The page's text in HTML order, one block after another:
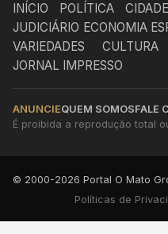
INÍCIO POLÍTICA
JUDICIÁRIO ECONOMIA
VARIEDADES
CULTURA
JORNAL IMPRESSO
ANUNCIEQUEM SOMOSFALE
É proibida a reprodução total
© 2000-2026 Portal O Mato
Políticas de